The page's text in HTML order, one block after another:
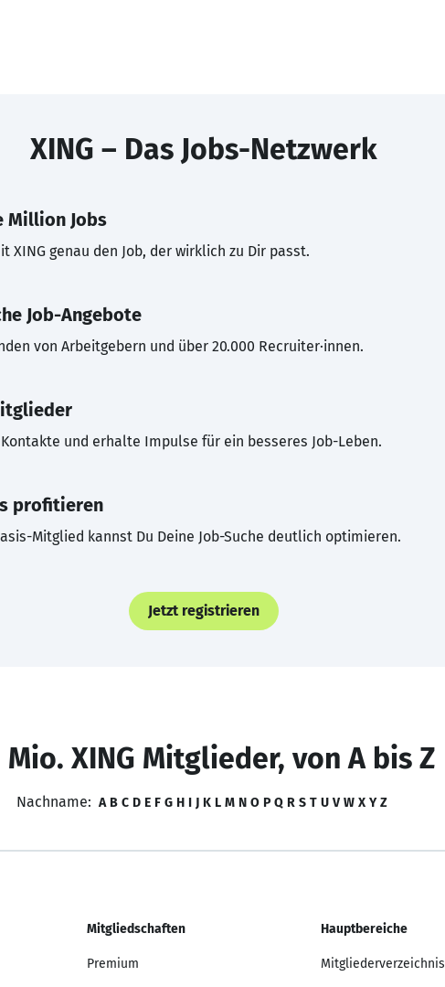
XING – Das Jobs-Netzwerk
Million Jobs
XING genau den Job, der wirklich zu Dir passt.
Job-Angebote
von Arbeitgebern und über 20.000 Recruiter·innen.
und erhalte Impulse für ein besseres Job-Leben.
profitieren
Mitglied kannst Du Deine Job-Suche deutlich optimieren.
Jetzt registrieren
Mio. XING Mitglieder, von A bis Z
Nachname: A B C D E F G H I J K L M N O P Q R S T U V W X Y Z
Mitgliedschaften
Premium
Hauptbereiche
Mitgliederverzeichnis